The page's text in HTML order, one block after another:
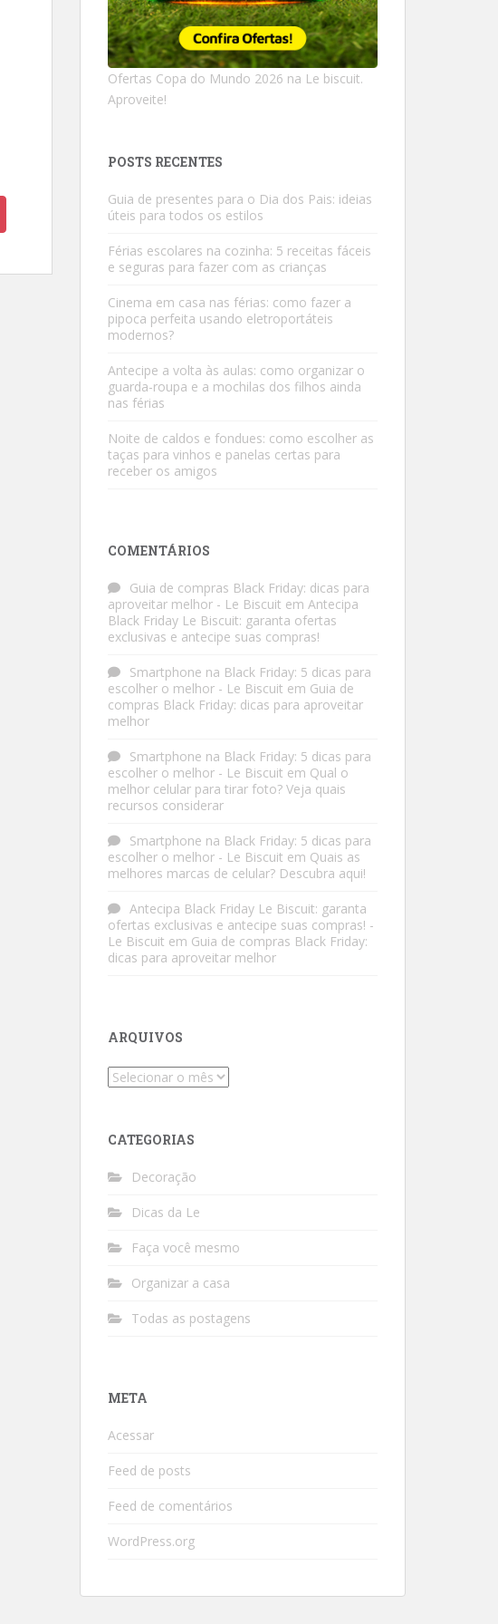
Ofertas Copa do Mundo 2026 na Le biscuit.
Aproveite!
POSTS RECENTES
Guia de presentes para o Dia dos Pais: ideias
úteis para todos os estilos
Férias escolares na cozinha: 5 receitas fáceis
e seguras para fazer com as crianças
Cinema em casa nas férias: como fazer a
pipoca perfeita usando eletroportáteis
modernos?
Antecipe a volta às aulas: como organizar o
guarda-roupa e a mochilas dos filhos ainda
nas férias
Noite de caldos e fondues: como escolher as
taças para vinhos e panelas certas para
receber os amigos
COMENTÁRIOS
Guia de compras Black Friday: dicas para
aproveitar melhor - Le Biscuit em Antecipa
Black Friday Le Biscuit: garanta ofertas
exclusivas e antecipe suas compras!
Smartphone na Black Friday: 5 dicas para
escolher o melhor - Le Biscuit em Guia de
compras Black Friday: dicas para aproveitar
melhor
Smartphone na Black Friday: 5 dicas para
escolher o melhor - Le Biscuit em Qual o
melhor celular para tirar foto? Veja quais
recursos considerar
Smartphone na Black Friday: 5 dicas para
escolher o melhor - Le Biscuit em Quais as
melhores marcas de celular? Descubra aqui!
Antecipa Black Friday Le Biscuit: garanta
ofertas exclusivas e antecipe suas compras! -
Le Biscuit em Guia de compras Black Friday:
dicas para aproveitar melhor
ARQUIVOS
Arquivos
CATEGORIAS
Decoração
Dicas da Le
Faça você mesmo
Organizar a casa
Todas as postagens
META
Acessar
Feed de posts
Feed de comentários
WordPress.org